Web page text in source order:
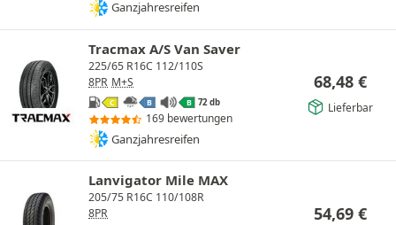
Ganzjahresreifen
Tracmax A/S Van Saver
225/65 R16C 112/110S
8PR M+S
C B B 72 db
169 bewertungen
Ganzjahresreifen
68,48 €
Lieferbar
Lanvigator Mile MAX
205/75 R16C 110/108R
8PR
54,69 €